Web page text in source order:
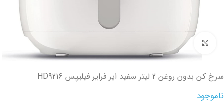
تصویر بزرگتر
سرخ کن بدون روغن 2 لیتر سفید ایر فرایر فیلیپس HD9216
ناموجود